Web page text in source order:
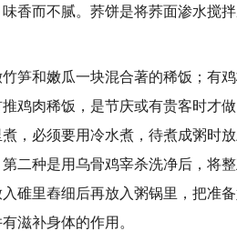
香而不腻。荞饼是将荞面渗水搅
和嫩瓜一块混合著的稀饭；有
鸡肉稀饭，是节庆或有贵客时才做
，必须要用冷水煮，待煮成粥时
二种是用乌骨鸡宰杀洗净后，将
碓里舂细后再放入粥锅里，把准备
滋补身体的作用。